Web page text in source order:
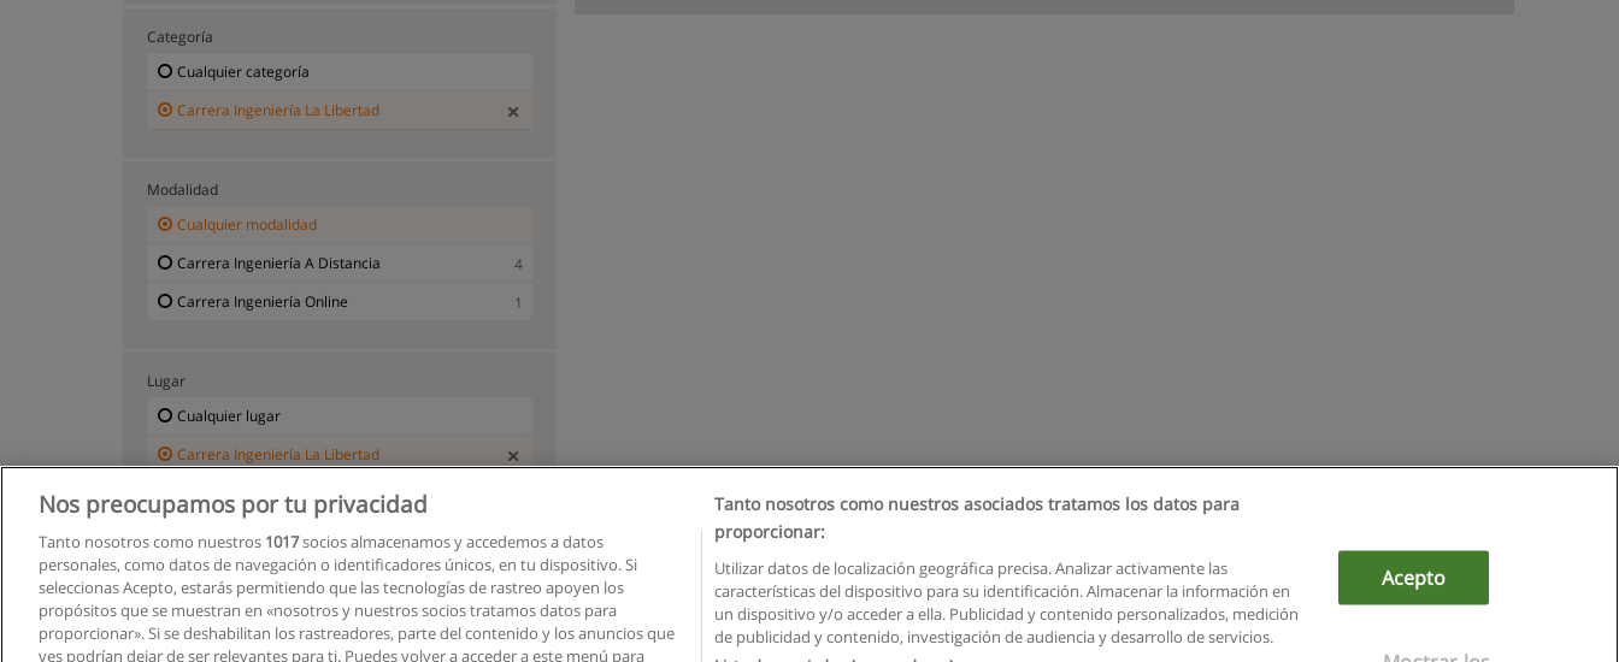
Categoría
Cualquier categoría
Carrera Ingeniería La Libertad
Modalidad
Cualquier modalidad
Carrera Ingeniería A Distancia
4
Carrera Ingeniería Online
1
Lugar
Cualquier lugar
Carrera Ingeniería La Libertad
Reglas de uso Privacidad de datos Contactar con Educaedu
Copyright © Educaedu Business S.L. - CIF : B-95610580: - www.educaedu.com.ec
Nos preocupamos por tu privacidad
Tanto nosotros como nuestros 1017socios almacenamos y accedemos a datos
personales, como datos de navegación o identificadores únicos, en tu dispositivo. Si
seleccionas Acepto, estarás permitiendo que las tecnologías de rastreo apoyen los
propósitos que se muestran en «nosotros y nuestros socios tratamos datos para
proporcionar». Si se deshabilitan los rastreadores, parte del contenido y los anuncios que
ves podrían dejar de ser relevantes para ti. Puedes volver a acceder a este menú para
Tanto nosotros como nuestros asociados tratamos los datos para
proporcionar:
Utilizar datos de localización geográfica precisa. Analizar activamente las
características del dispositivo para su identificación. Almacenar la información en
un dispositivo y/o acceder a ella. Publicidad y contenido personalizados, medición
de publicidad y contenido, investigación de audiencia y desarrollo de servicios.
Acepto